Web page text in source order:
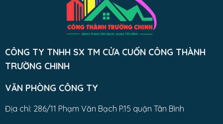
CÔNG TY TNHH SX TM CỬA CUỐN CÔNG THÀNH
TRƯỜNG CHINH
VĂN PHÒNG CÔNG TY
Địa chỉ: 286/11 Phạm Văn Bạch P.15 quận Tân Bình